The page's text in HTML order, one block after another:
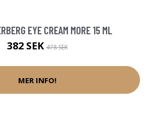
EYE CREAM MORE 15 ML
382 SEK478 SEK
MER INFO!